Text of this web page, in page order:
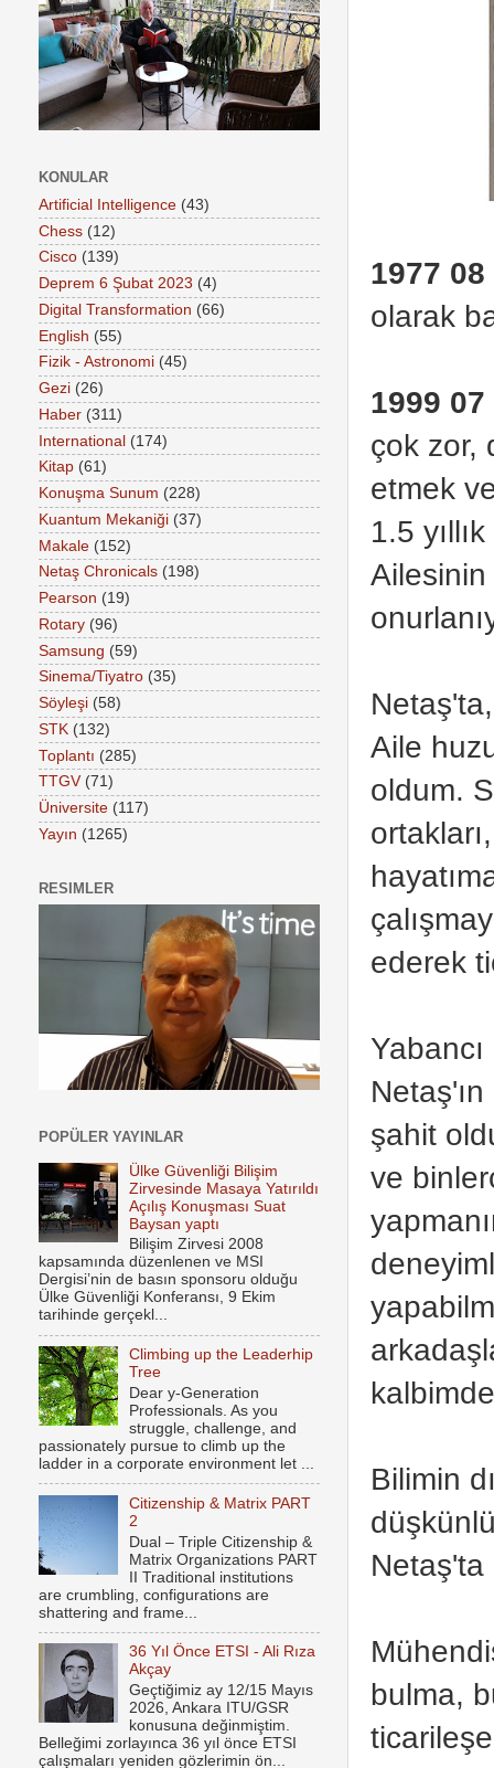
1977 08
olarak
1999 07
çok zor,
etmek
1.5
Aile
oldum.
ederek
şahit
ve
Bilimin
Netaş'ta
bulma,
KONULAR
Artificial Intelligence (43)
Chess (12)
Cisco (139)
Deprem 6 Şubat 2023 (4)
Digital Transformation (66)
English (55)
Fizik - Astronomi (45)
Gezi (26)
Haber (311)
International (174)
Kitap (61)
Konuşma Sunum (228)
Kuantum Mekaniği (37)
Makale (152)
Netaş Chronicals (198)
Pearson (19)
Rotary (96)
Samsung (59)
Sinema/Tiyatro (35)
Söyleşi (58)
STK (132)
Toplantı (285)
TTGV (71)
Üniversite (117)
Yayın (1265)
RESIMLER
POPÜLER YAYINLAR
Ülke Güvenliği Bilişim
Zirvesinde Masaya Yatırıldı
Açılış Konuşması Suat
Baysan yaptı
Bilişim Zirvesi 2008
kapsamında düzenlenen ve MSI
Dergisi’nin de basın sponsoru olduğu
Ülke Güvenliği Konferansı, 9 Ekim
tarihinde gerçekl...
Climbing up the Leaderhip
Tree
Dear y-Generation
Professionals. As you
struggle, challenge, and
passionately pursue to climb up the
ladder in a corporate environment let ...
Citizenship & Matrix PART
2
Dual – Triple Citizenship &
Matrix Organizations PART
II Traditional institutions
are crumbling, configurations are
shattering and frame...
36 Yıl Önce ETSI - Ali Rıza
Akçay
Geçtiğimiz ay 12/15 Mayıs
2026, Ankara ITU/GSR
konusuna değinmiştim.
Belleğimi zorlayınca 36 yıl önce ETSI
çalışmaları yeniden gözlerimin ön...